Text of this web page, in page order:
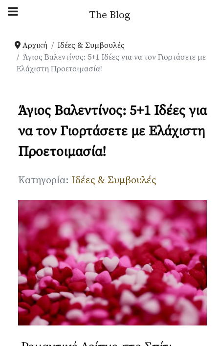
Αρχική Blog
Ιδέες & Συμβουλές
Παρουσιάσεις
Your Weddings
News
Αναζήτηση...
The Blog
Αρχική
Ιδέες & Συμβουλές
Άγιος Βαλεντίνος: 5+1 Ιδέες για να τον Γιορτάσετε με
Ελάχιστη Προετοιμασία!
Άγιος Βαλεντίνος: 5+1 Ιδέες για
να τον Γιορτάσετε με Ελάχιστη
Προετοιμασία!
Λεπτομέρειες
Κατηγορία: Ιδέες & Συμβουλές